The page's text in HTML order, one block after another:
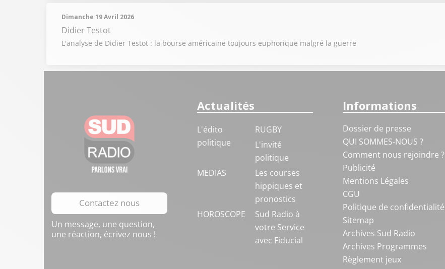
Dimanche 19 Avril 2026
Didier Testot
L'analyse de Didier Testot : la bourse américaine toujours euphorique malgré la guerre
Contactez nous
Un message, une question,
une réaction, écrivez nous !
Actualités
L'édito
politique
RUGBY
L'invité
politique
MEDIAS
Les courses
hippiques et
pronostics
HOROSCOPE
Sud Radio à
votre Service
avec Fiducial
Informations
Dossier de presse
QUI SOMMES-NOUS ?
Comment nous rejoindre ?
Publicité
Mentions Légales
CGU
Politique de confidentialité
Sitemap
Archives Sud Radio
Archives Programmes
Règlement jeux